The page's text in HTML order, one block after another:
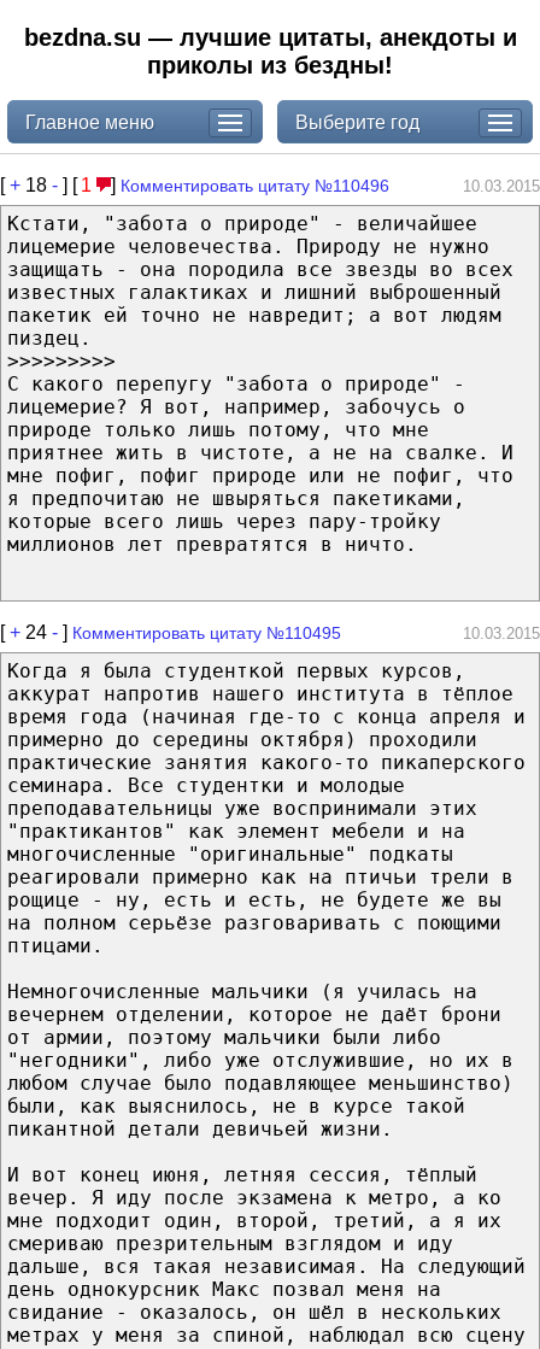
bezdna.su — лучшие цитаты, анекдоты и
приколы из бездны!
Главное меню Выберите год
[+ 18 - ] [ 1 ] Комментировать цитату №110496 10.03.2015
Кстати, "забота о природе" - величайшее
лицемерие человечества. Природу не нужно
защищать - она породила все звезды во всех
известных галактиках и лишний выброшенный
пакетик ей точно не навредит; а вот людям
пиздец.
>>>>>>>>>
С какого перепугу "забота о природе" -
лицемерие? Я вот, например, забочусь о
природе только лишь потому, что мне
приятнее жить в чистоте, а не на свалке. И
мне пофиг, пофиг природе или не пофиг, что
я предпочитаю не швыряться пакетиками,
которые всего лишь через пару-тройку
миллионов лет превратятся в ничто.
[+ 24 - ] Комментировать цитату №110495 10.03.2015
Когда я была студенткой первых курсов,
аккурат напротив нашего института в тёплое
время года (начиная где-то с конца апреля и
примерно до середины октября) проходили
практические занятия какого-то пикаперского
семинара. Все студентки и молодые
преподавательницы уже воспринимали этих
"практикантов" как элемент мебели и на
многочисленные "оригинальные" подкаты
реагировали примерно как на птичьи трели в
рощице - ну, есть и есть, не будете же вы
на полном серьёзе разговаривать с поющими
птицами.
Немногочисленные мальчики (я училась на
вечернем отделении, которое не даёт брони
от армии, поэтому мальчики были либо
"негодники", либо уже отслужившие, но их в
любом случае было подавляющее меньшинство)
были, как выяснилось, не в курсе такой
пикантной детали девичьей жизни.
И вот конец июня, летняя сессия, тёплый
вечер. Я иду после экзамена к метро, а ко
мне подходит один, второй, третий, а я их
смериваю презрительным взглядом и иду
дальше, вся такая независимая. На следующий
день однокурсник Макс позвал меня на
свидание - оказалось, он шёл в нескольких
метрах у меня за спиной, наблюдал всю сцену